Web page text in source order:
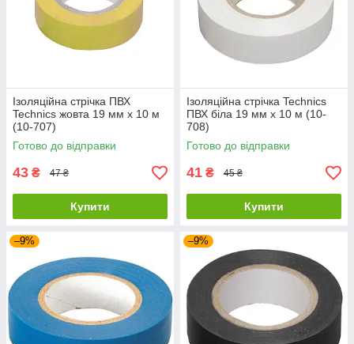
Ізоляційна стрічка ПВХ
Technics жовта 19 мм х 10 м
(10-707)
Готово до відправки
43 ₴ 47 ₴
Купити
Ізоляційна стрічка Technics
ПВХ біла 19 мм х 10 м (10-
708)
Готово до відправки
41 ₴ 45 ₴
Купити
–9% –9%